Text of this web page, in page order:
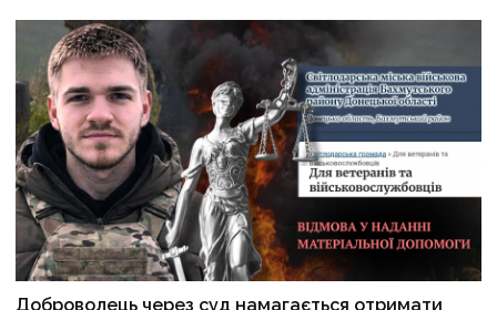
Доброволець через суд намагається отримати